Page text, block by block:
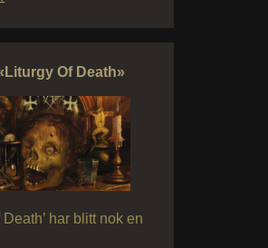
Of Death»
Death’ har blitt nok en